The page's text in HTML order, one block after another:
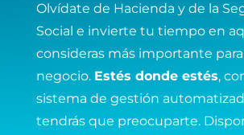
Olvídate de Hacienda y de la
Social e invierte tu tiempo en
consideras más importante
negocio. Estés donde estés,
sistema de gestión
tendrás que preocuparte.